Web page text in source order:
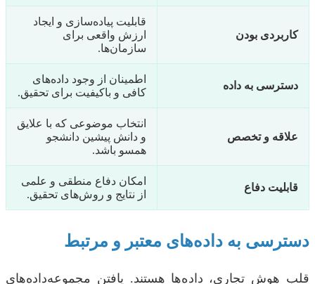
کاربردی بودن
قابلیت پیاده‌سازی و ایجاد
ارزش واقعی برای
سازمان‌ها.
دسترسی به داده
اطمینان از وجود داده‌های
کافی و باکیفیت برای تحقیق.
علاقه و تخصص
انتخاب موضوعی که با علایق
و دانش پیشین دانشجو
همسو باشد.
قابلیت دفاع
امکان دفاع منطقی و علمی
از نتایج و روش‌های تحقیق.
دسترسی به داده‌های معتبر و مرتبط
قلب هوش تجاری، داده‌ها هستند. یافتن مجموعه‌داده‌های